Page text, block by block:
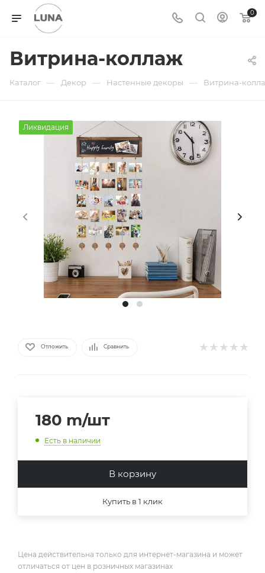
0
Витрина-коллаж
Каталог — Декор — Настенные декоры — Витрина-
Ликвидация
Отложить Сравнить
180 m/шт
Есть в наличии
В корзину
Купить в 1 клик
Цена действительна только для интернет-магазина и может
отличаться от цен в розничных магазинах